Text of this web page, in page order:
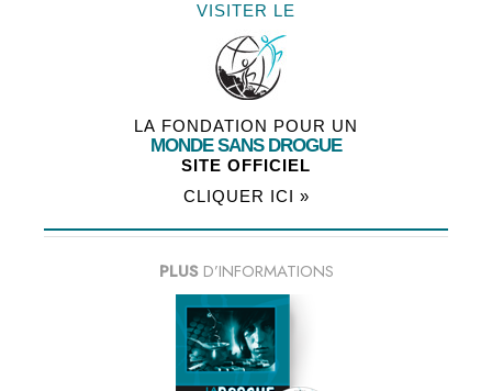
VISITER LE
LA FONDATION POUR UN
MONDE SANS DROGUE
SITE OFFICIEL
CLIQUER ICI »
PLUS D’INFORMATIONS